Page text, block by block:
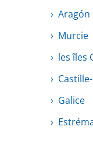
Aragón
Murcie
les îles
Galice